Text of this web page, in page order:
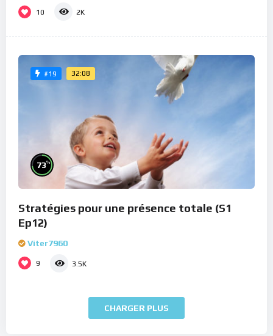
10 2K
#19 32:08
73%
Stratégies pour une présence totale (S1
Ep12)
Viter7960
9 3.5K
CHARGER PLUS